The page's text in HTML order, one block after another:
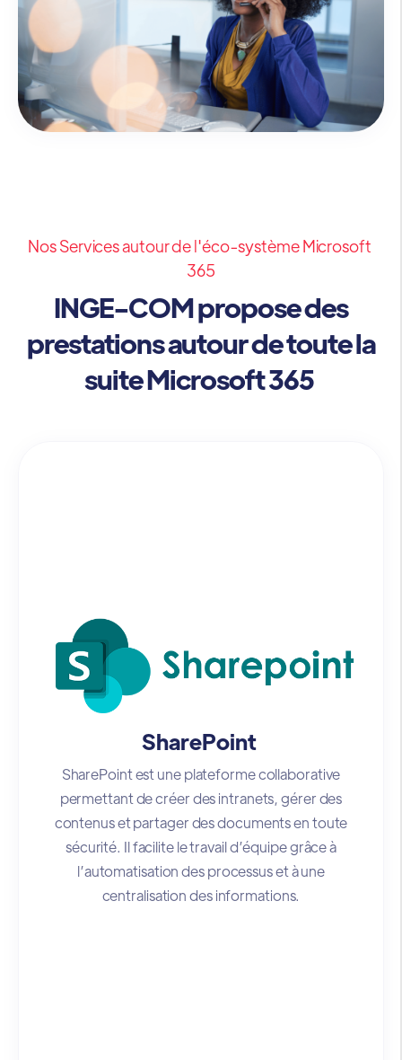
Nos Services autour de l'éco-système Microsoft
365
INGE-COM propose des
prestations autour de toute la
suite Microsoft 365
SharePoint
SharePoint est une plateforme collaborative
permettant de créer des intranets, gérer des
contenus et partager des documents en toute
sécurité. Il facilite le travail d’équipe grâce à
l’automatisation des processus et à une
centralisation des informations.